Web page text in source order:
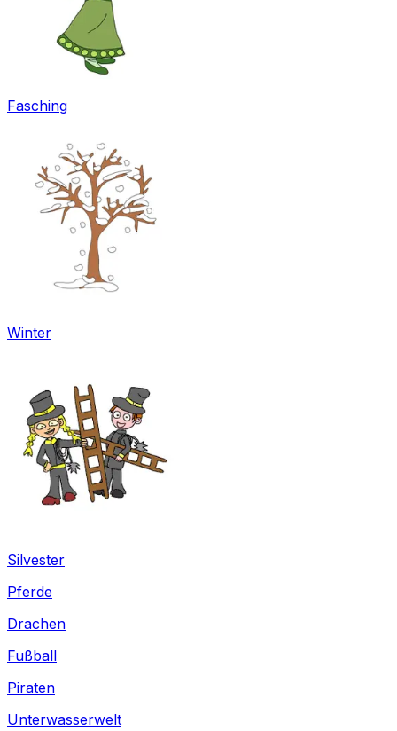
Fasching
Winter
Silvester
Pferde
Drachen
Fußball
Piraten
Unterwasserwelt